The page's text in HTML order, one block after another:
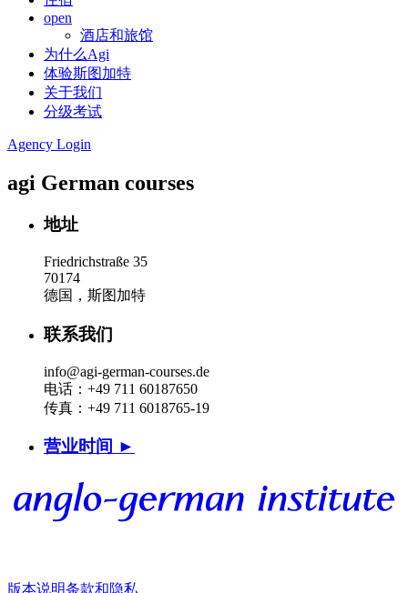
open
酒店和旅馆
为什么Agi
体验斯图加特
关于我们
分级考试
Agency Login
agi German courses
地址
Friedrichstraße 35
70174
德国，斯图加特
联系我们
info@agi-german-courses.de
电话：+49 711 60187650
传真：+49 711 6018765-19
营业时间 ►
版本说明条款和隐私